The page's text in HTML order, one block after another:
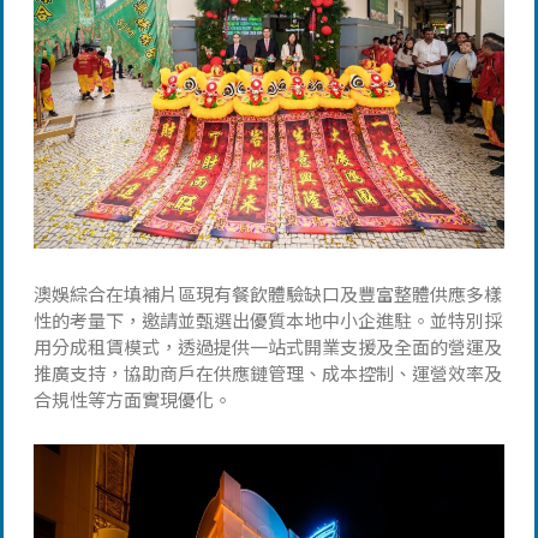
澳娛綜合在填補片區現有餐飲體驗缺口及豐富整體供應多樣
性的考量下，邀請並甄選出優質本地中小企進駐。並特別採
用分成租賃模式，透過提供一站式開業支援及全面的營運及
推廣支持，協助商戶在供應鏈管理、成本控制、運營效率及
合規性等方面實現優化。